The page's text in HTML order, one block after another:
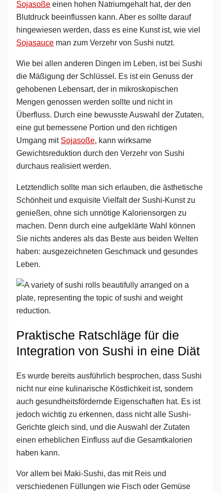
Sojasoße einen hohen Natriumgehalt hat, der den
Blutdruck beeinflussen kann. Aber es sollte darauf
hingewiesen werden, dass es eine Kunst ist, wie viel
Sojasauce man zum Verzehr von Sushi nutzt.
Wie bei allen anderen Dingen im Leben, ist bei Sushi
die Mäßigung der Schlüssel. Es ist ein Genuss der
gehobenen Lebensart, der in mikroskopischen
Mengen genossen werden sollte und nicht in
Überfluss. Durch eine bewusste Auswahl der Zutaten,
eine gut bemessene Portion und den richtigen
Umgang mit Sojasoße, kann wirksame
Gewichtsreduktion durch den Verzehr von Sushi
durchaus realisiert werden.
Letztendlich sollte man sich erlauben, die ästhetische
Schönheit und exquisite Vielfalt der Sushi-Kunst zu
genießen, ohne sich unnötige Kaloriensorgen zu
machen. Denn durch eine aufgeklärte Wahl können
Sie nichts anderes als das Beste aus beiden Welten
haben: ausgezeichneten Geschmack und gesundes
Leben.
Praktische Ratschläge für die
Integration von Sushi in eine Diät
Es wurde bereits ausführlich besprochen, dass Sushi
nicht nur eine kulinarische Köstlichkeit ist, sondern
auch gesundheitsfördernde Eigenschaften hat. Es ist
jedoch wichtig zu erkennen, dass nicht alle Sushi-
Gerichte gleich sind, und die Auswahl der Zutaten
einen erheblichen Einfluss auf die Gesamtkalorien
haben kann.
Vor allem bei Maki-Sushi, das mit Reis und
verschiedenen Füllungen wie Fisch oder Gemüse